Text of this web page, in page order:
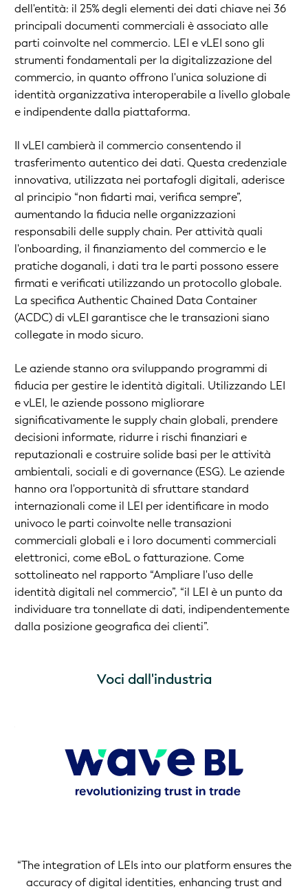
dell'entità: il 25% degli elementi dei dati chiave nei 36
principali documenti commerciali è associato alle
parti coinvolte nel commercio. LEI e vLEI sono gli
strumenti fondamentali per la digitalizzazione del
commercio, in quanto offrono l'unica soluzione di
identità organizzativa interoperabile a livello globale
e indipendente dalla piattaforma.
Il vLEI cambierà il commercio consentendo il
trasferimento autentico dei dati. Questa credenziale
innovativa, utilizzata nei portafogli digitali, aderisce
al principio “non fidarti mai, verifica sempre”,
aumentando la fiducia nelle organizzazioni
responsabili delle supply chain. Per attività quali
l'onboarding, il finanziamento del commercio e le
pratiche doganali, i dati tra le parti possono essere
firmati e verificati utilizzando un protocollo globale.
La specifica Authentic Chained Data Container
(ACDC) di vLEI garantisce che le transazioni siano
collegate in modo sicuro.
Le aziende stanno ora sviluppando programmi di
fiducia per gestire le identità digitali. Utilizzando LEI
e vLEI, le aziende possono migliorare
significativamente le supply chain globali, prendere
decisioni informate, ridurre i rischi finanziari e
reputazionali e costruire solide basi per le attività
ambientali, sociali e di governance (ESG). Le aziende
hanno ora l'opportunità di sfruttare standard
internazionali come il LEI per identificare in modo
univoco le parti coinvolte nelle transazioni
commerciali globali e i loro documenti commerciali
elettronici, come eBoL o fatturazione. Come
sottolineato nel rapporto “Ampliare l'uso delle
identità digitali nel commercio”, “il LEI è un punto da
individuare tra tonnellate di dati, indipendentemente
dalla posizione geografica dei clienti”.
Voci dall'industria
“The integration of LEIs into our platform ensures the
accuracy of digital identities, enhancing trust and